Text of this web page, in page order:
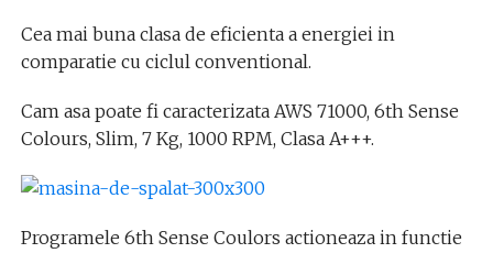
Cea mai buna clasa de eficienta a energiei in
comparatie cu ciclul conventional.
Cam asa poate fi caracterizata AWS 71000, 6th Sense
Colours, Slim, 7 Kg, 1000 RPM, Clasa A+++.
Programele 6th Sense Coulors actioneaza in functie